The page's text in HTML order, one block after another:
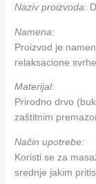
Naziv proizvoda:
Namena:
Proizvod je
relaksacione
Materijal:
Prirodno drvo
zaštitnim
Način upotrebe:
Koristi se za
srednje jakim